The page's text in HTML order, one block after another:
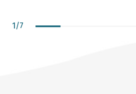
1/7